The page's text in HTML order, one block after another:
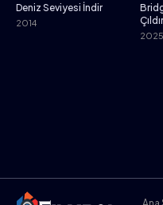
Deniz Seviyesi İndir
2014
2025